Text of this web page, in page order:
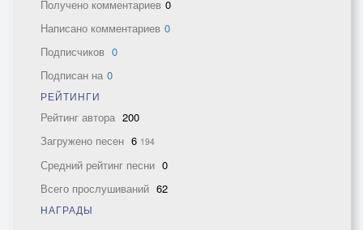
Получено комментариев 0
Написано комментариев 0
Подписчиков 0
Подписан на 0
РЕЙТИНГИ
Рейтинг автора 200
Загружено песен 6 194
Средний рейтинг песни 0
Всего прослушиваний 62
НАГРАДЫ